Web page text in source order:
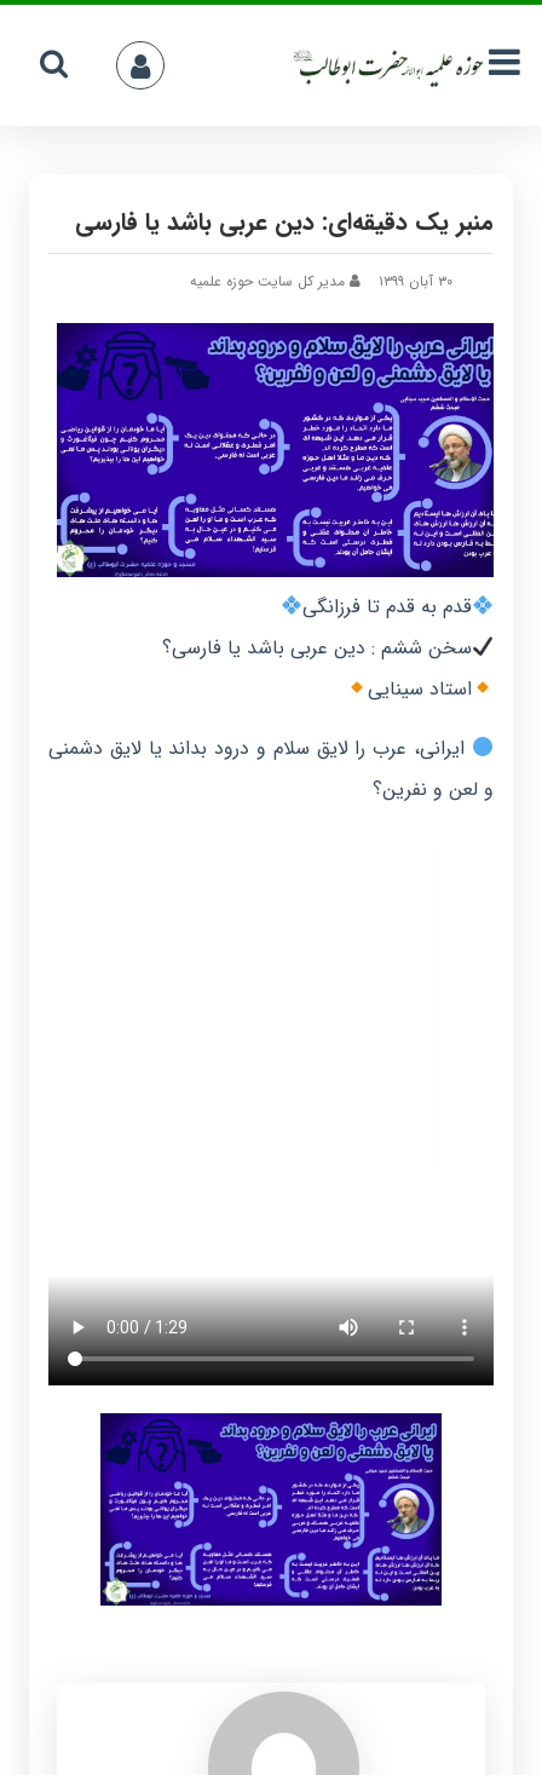
منبر یک دقیقه‌ای: دین عربی باشد یا فارسی
۳۰ آبان ۱۳۹۹ مدیر کل سایت حوزه علمیه
قدم به قدم تا فرزانگی
سخن ششم : دین عربی باشد یا فارسی؟
استاد سینایی
ایرانی، عرب را لایق سلام و درود بداند یا لایق دشمنی
و لعن و نفرین؟